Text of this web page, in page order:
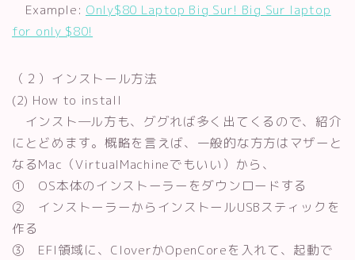
Example: Only$80 Laptop Big Sur! Big Sur laptop
for only $80!
（２）インストール方法
(2) How to install
インスト―ル方も、ググれば多く出てくるので、紹介
にとどめます。概略を言えば、一般的な方方はマザーと
なるMac（VirtualMachineでもいい）から、
① OS本体のインストーラーをダウンロードする
② インストーラーからインストールUSBスティックを
作る
③ EFI領域に、CloverかOpenCoreを入れて、起動で